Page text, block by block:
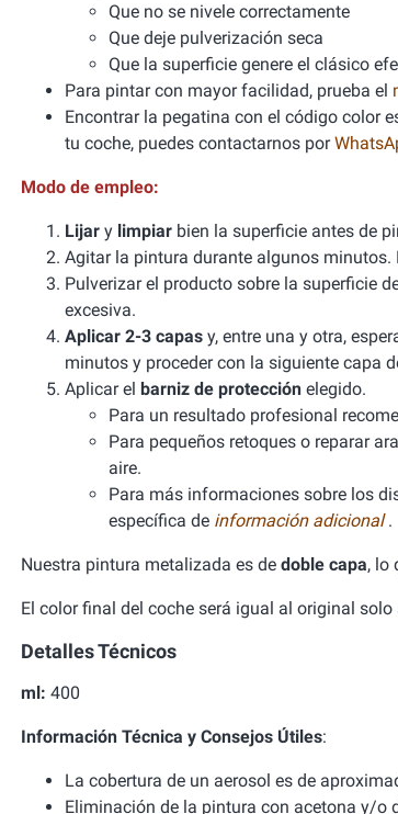
Que no se nivele correctamente
Que deje pulverización seca
Que la superficie genere el clásico
Para pintar con mayor facilidad, prueba el
Encontrar la pegatina con el código color
tu coche, puedes contactarnos por
Modo de empleo:
Lijar y limpiar bien la superficie antes de
Agitar la pintura durante algunos minutos.
Pulverizar el producto sobre la superficie
excesiva.
Aplicar 2-3 capas y, entre una y otra,
minutos y proceder con la siguiente capa
Aplicar el barniz de protección elegido.
Para un resultado profesional
Para pequeños retoques o reparar
aire.
Para más informaciones sobre los
específica de información adicional.
Nuestra pintura metalizada es de doble capa, lo
El color final del coche será igual al original
Detalles Técnicos
ml: 400
Información Técnica y Consejos Útiles:
La cobertura de un aerosol es de
Eliminación de la pintura con acetona y/o